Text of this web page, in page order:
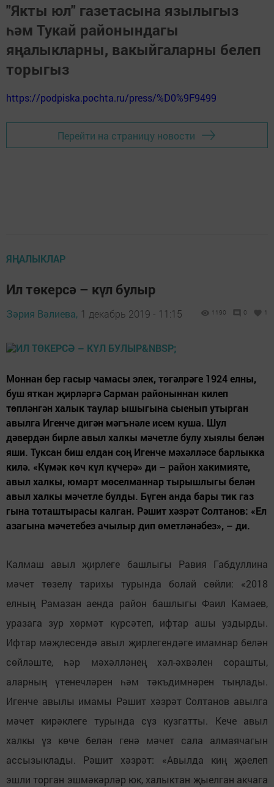
"Якты юл" газетасына язылыгыз
һәм Тукай районындагы
яңалыкларны, вакыйгаларны белеп
торыгыз
https://podpiska.pochta.ru/press/%D0%9F9499
Перейти на страницу новости
ЯҢАЛЫКЛАР
Ил төкерсә – күл булыр
Зәрия Вәлиева, 1 декабрь 2019 - 11:15 1190 0 1
Моннан бер гасыр чамасы элек, төгәлрәге 1924 елны,
буш яткан җирләргә Сарман районыннан килеп
төпләнгән халык таулар ышыгына сыенып утырган
авылга Игенче дигән мәгънәле исем куша. Шул
дәвердән бирле авыл халкы мәчетле булу хыялы белән
яши. Туксан биш елдан соң Игенче мәхәлләсе барлыкка
килә. «Күмәк көч күл күчерә» ди – район хакимияте,
авыл халкы, юмарт мөселманнар тырышлыгы белән
авыл халкы мәчетле булды. Бүген анда бары тик газ
гына тоташтырасы калган. Рәшит хәзрәт Солтанов: «Ел
азагына мәчетебез ачылыр дип өметләнәбез», – ди.
Калмаш авыл җирлеге башлыгы Равия Габдуллина
мәчет төзелү тарихы турында болай сөйли: «2018
елның Рамазан аенда район башлыгы Фаил Камаев,
уразага зур хөрмәт күрсәтеп, ифтар ашы уздырды.
Ифтар мәҗлесендә авыл җирлегендәге имамнар белән
сөйләште, һәр мәхәлләнең хәл-әхвәлен сорашты,
аларның үтенечләрен һәм тәкъдимнәрен тыңлады.
Игенче авылы имамы Рәшит хәзрәт Солтанов авылга
мәчет кирәклеге турында сүз кузгатты. Кече авыл
халкы үз көче белән генә мәчет сала алмаячагын
ассызыклады. Рәшит хәзрәт: «Авылда киң җәелеп
эшли торган эшмәкәрләр юк, халыктан җыелган акчага